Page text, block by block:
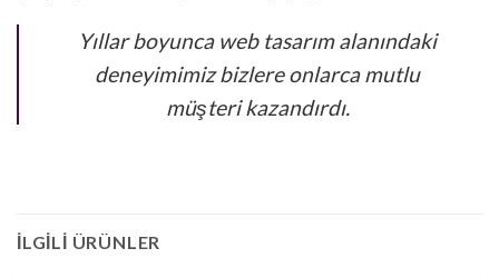
Yıllar boyunca web tasarım alanındaki
deneyimimiz bizlere onlarca mutlu
müşteri kazandırdı.
İLGILI ÜRÜNLER